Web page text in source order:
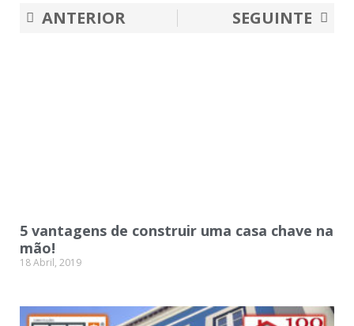
Prev
ANTERIOR SEGUINTE
5 vantagens de construir uma casa chave na
mão!
18 Abril, 2019